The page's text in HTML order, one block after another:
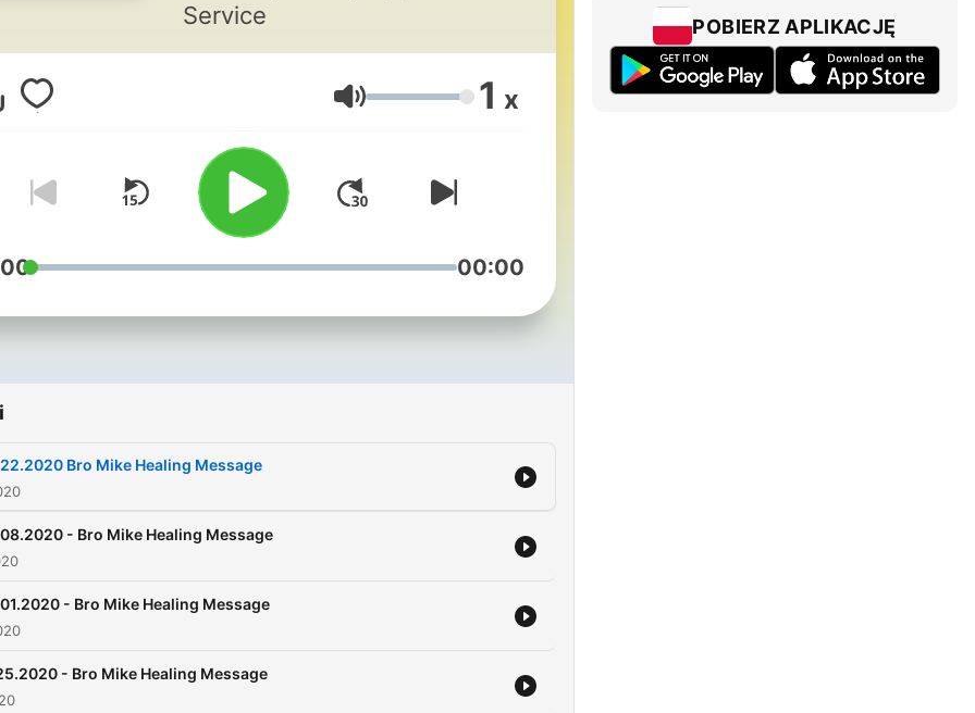
Service
Głośność 1 x
00:00
Bro Mike Healing Message
- Bro Mike Healing Message
- Bro Mike Healing Message
- Bro Mike Healing Message
POBIERZ APLIKACJĘ